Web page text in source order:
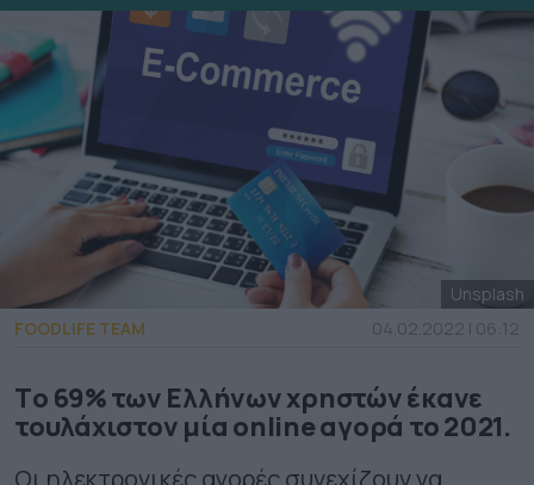
Unsplash
FOODLIFE TEAM
04.02.2022 | 06:12
Tο 69% των Ελλήνων χρηστών έκανε
τουλάχιστον μία online αγορά το 2021.